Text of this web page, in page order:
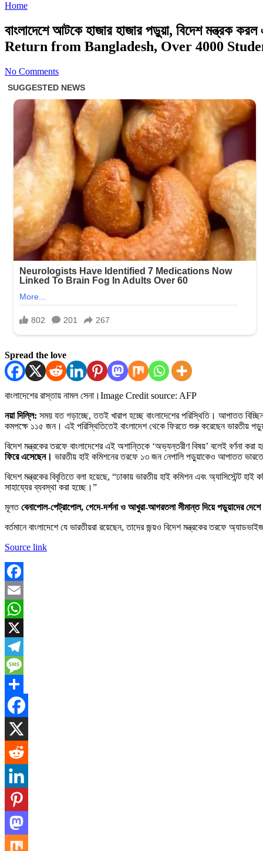
Home
বাংলাদেশে আটকে হাজার হাজার পড়ুয়া, বিদেশ
Return from Bangladesh, Over 4000
No Comments
Spread the love
বাংলাদেশের রাস্তায় নামল সেনা। Image Credit source: AFP
নয়া দিল্লি: সময় যত গড়াচ্ছে, ততই খারাপ হচ্ছে বাংলাদেশের পরিস্থিতি। আপাতত
কমপক্ষে ১১৫ জন। এই পরিস্থিতিতেই বাংলাদেশ থেকে ফিরতে শুরু করেছেন ভারতীয়
বিদেশ মন্ত্রকের তরফে বাংলাদেশের এই অশান্তিকে ‘অভ্যন্তরীণ বিষয়’ বলেই বর্ণনা করা
ফিরে এসেছেন। ভারতীয় হাই কমিশনের তরফে ১৩ জন নেপালি পড়ুয়াকেও আপাতত
বিদেশ মন্ত্রকের বিবৃতিতে বলা হয়েছে, “ঢাকায় ভারতীয় হাই কমিশন এবং অ্যাসিস্টেন্ট হাই
সাহায্যের ব্যবস্থা করা হচ্ছে।”
মূলতবেনাপোল-পেট্রাপোল, গেদে-দর্শনা ও আখুরা-আগরতলা সীমান্ত দিয়ে পড়ুয়াদের
বর্তমানে বাংলাদেশে যে ভারতীয়রা রয়েছেন, তাদের জন্য়ও বিদেশ মন্ত্রকের তরফে
Source link
Facebook
Email
WhatsApp
X
Telegram
Message
Share